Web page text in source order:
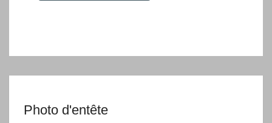
Photo d'entête